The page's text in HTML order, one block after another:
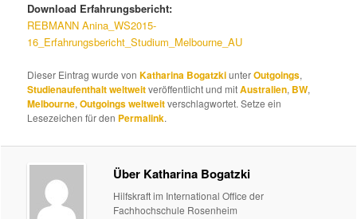
Download Erfahrungsbericht:
REBMANN Anina_WS2015-
16_Erfahrungsbericht_Studium_Melbourne_AU
Dieser Eintrag wurde vonKatharina BogatzkiunterOutgoings,
Studienaufenthalt weltweitveröffentlicht und mitAustralien, BW,
Melbourne,Outgoings weltweitverschlagwortet. Setze ein
Lesezeichen für den Permalink.
Über Katharina Bogatzki
Hilfskraft im International Office der
Fachhochschule Rosenheim